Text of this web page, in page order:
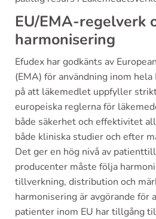
EU/EMA-regelverk
harmonisering
Efudex har godkänts av
(EMA) för användning inom
på att läkemedlet uppfyller
europeiska reglerna för
både säkerhet och effektivitet
både kliniska studier och efter
Det ger en hög nivå av
producenter måste följa
tillverkning, distribution och
harmonisering är avgörande för
patienter inom EU har tillgång